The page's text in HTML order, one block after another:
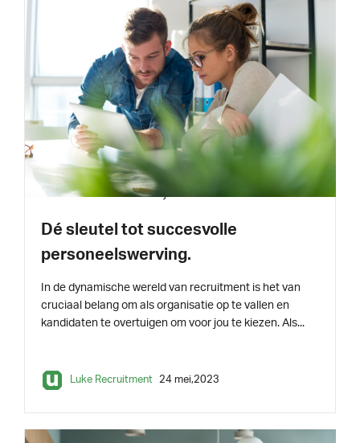
INSPIRATIE 2 min leestijd
Dé sleutel tot succesvolle
personeelswerving.
In de dynamische wereld van recruitment is het van
cruciaal belang om als organisatie op te vallen en
kandidaten te overtuigen om voor jou te kiezen. Als...
Luke Recruitment 24 mei,2023